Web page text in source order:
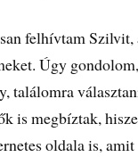
felhívtam
Úgy
találomra
is megbíztak,
oldala is,